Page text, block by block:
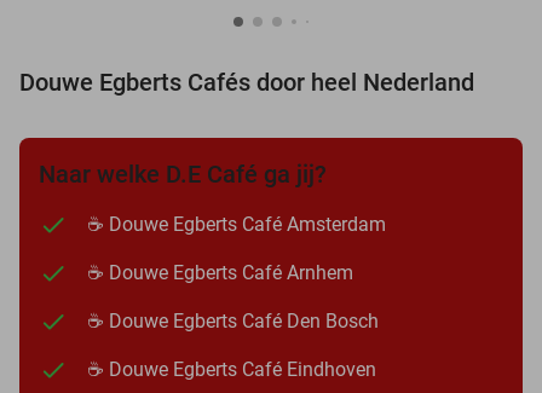
Douwe Egberts Cafés door heel Nederland
Naar welke D.E Café ga jij?
☕ Douwe Egberts Café Amsterdam
☕ Douwe Egberts Café Arnhem
☕ Douwe Egberts Café Den Bosch
☕ Douwe Egberts Café Eindhoven